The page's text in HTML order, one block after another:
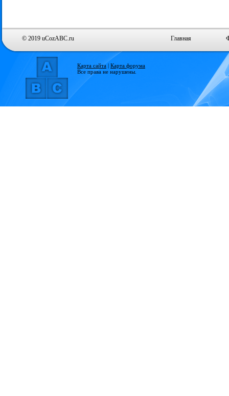
© 2019 uCozABC.ru Главная
Карта сайта | Карта форума
Все права не нарушены.